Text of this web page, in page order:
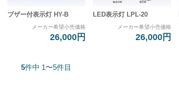
ブザー付表示灯 HY-B
メーカー希望小売価格
26,000円
LED表示灯 LPL-20
メーカー希望小売価格
26,000円
5件中 1〜5件目